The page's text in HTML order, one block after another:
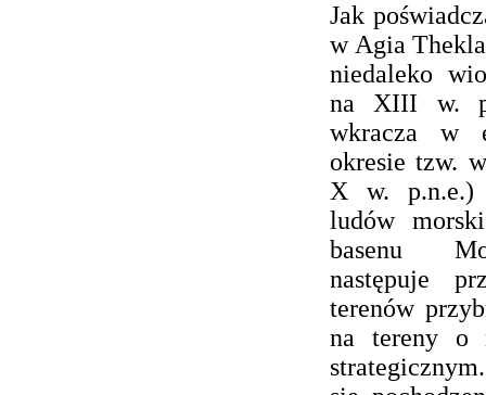
Jak
w Agia
niedaleko
na XIII w.
wkracza w
okresie tzw.
X w. p.n.e.)
ludów
basenu
następuje
terenów
na tereny o